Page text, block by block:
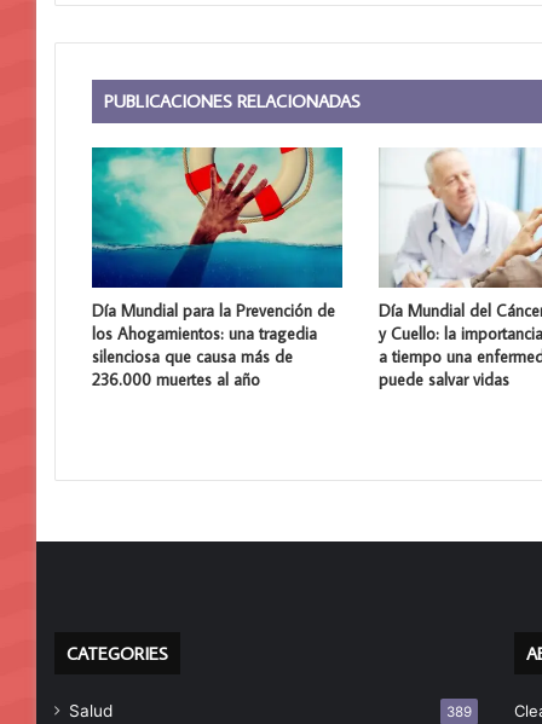
PUBLICACIONES RELACIONADAS
Día Mundial para la Prevención de
los Ahogamientos: una tragedia
silenciosa que causa más de
236.000 muertes al año
Día Mundial del
y Cuello: la
a tiempo una
puede salvar vidas
CATEGORIES
Salud 389